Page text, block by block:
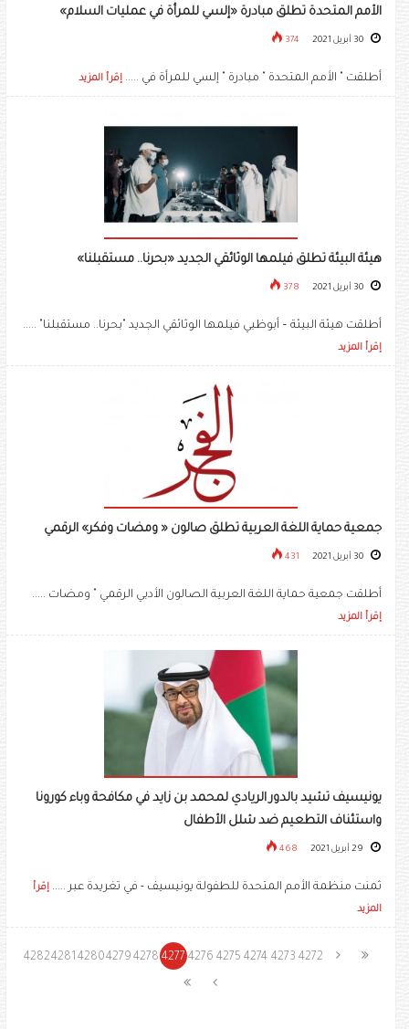
الأمم المتحدة تطلق مبادرة «إلسي للمرأة في عمليات السلام»
374
أطلقت " الأمم المتحدة " مبادرة " إلسي للمرأة في ..... إقرأ المزيد
هيئة البيئة تطلق فيلمها الوثائقي الجديد «بحرنا.. مستقبلنا»
378
أطلقت هيئة البيئة – أبوظبي فيلمها الوثائقي الجديد "بحرنا.. مستقبلنا" .....
إقرأ المزيد
جمعية حماية اللغة العربية تطلق صالون « ومضات وفكر» الرقمي
431
أطلقت جمعية حماية اللغة العربية الصالون الأدبي الرقمي " ومضات .....
إقرأ المزيد
يونيسيف تشيد بالدور الريادي لمحمد بن زايد في مكافحة وباء كورونا
واستئناف التطعيم ضد شلل الأطفال
468
ثمنت منظمة الأمم المتحدة للطفولة يونيسيف - في تغريدة عبر ..... إقرأ
المزيد
4272
4273
4274
4275
4276
4277
4278
4279
4280
4281
4282